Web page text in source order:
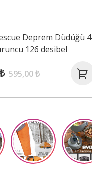
Deprem Düdüğü 4
126 desibel
595,00 ₺